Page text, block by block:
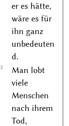
er es hätte,
wäre es für
ihn ganz
unbedeuten
d.
3
Man lobt
viele
Menschen
nach ihrem
Tod,